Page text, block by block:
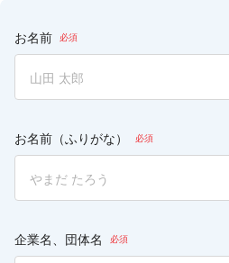
ィ
ド
に
く
お名前
お名前（ふりがな）
企業名、団体名